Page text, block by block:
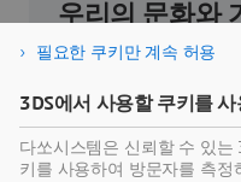
우리의 문화와
우리의 문화와 가치를
거기로 데려가 주
필요한 쿠키만 계속 허용
3DS에서 사용할 쿠키를
다쏘시스템은 신뢰할 수 있는
키를 사용하여 방문자를 측정